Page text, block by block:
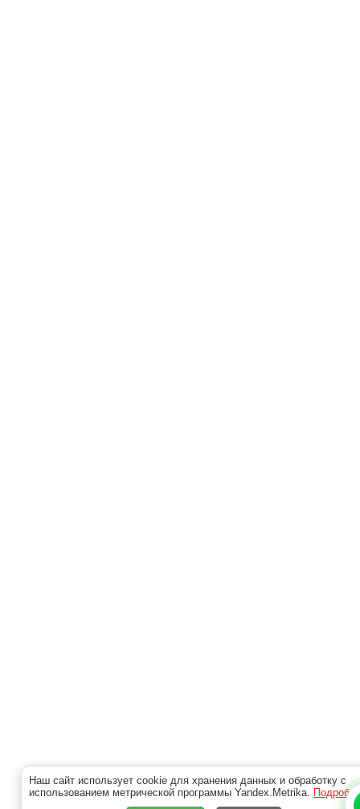
Наш сайт использует cookie для хранения данных и обработку с
использованием метрической программы Yandex.Metrika.